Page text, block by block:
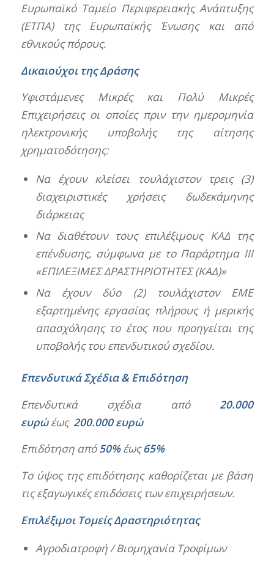
Ευρωπαϊκό Ταμείο Περιφερειακής Ανάπτυξης
(ΕΤΠΑ) της Ευρωπαϊκής Ένωσης και από
εθνικούς πόρους.
Δικαιούχοι της Δράσης
Υφιστάμενες Μικρές και Πολύ Μικρές
Επιχειρήσεις οι οποίες πριν την ημερομηνία
ηλεκτρονικής υποβολής της αίτησης
χρηματοδότησης:
Να έχουν κλείσει τουλάχιστον τρεις (3)
διαχειριστικές χρήσεις δωδεκάμηνης
διάρκειας
Να διαθέτουν τους επιλέξιμους ΚΑΔ της
επένδυσης, σύμφωνα με το Παράρτημα ΙII
«ΕΠΙΛΕΞΙΜΕΣ ΔΡΑΣΤΗΡΙΟΤΗΤΕΣ (ΚΑΔ)»
Να έχουν δύο (2) τουλάχιστον ΕΜΕ
εξαρτημένης εργασίας πλήρους ή μερικής
απασχόλησης το έτος που προηγείται της
υποβολής του επενδυτικού σχεδίου.
Επενδυτικά Σχέδια & Επιδότηση
Επενδυτικά σχέδια από 20.000
ευρώέως 200.000 ευρώ
Επιδότηση από50%έως65%
Το ύψος της επιδότησης καθορίζεται με βάση
τις εξαγωγικές επιδόσεις των επιχειρήσεων.
Επιλέξιμοι Τομείς Δραστηριότητας
Αγροδιατροφή / Βιομηχανία Τροφίμων